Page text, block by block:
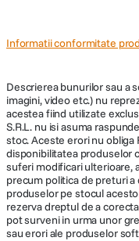
Informatii conformitate
Descrierea bunurilor sau a
imagini, video etc.) nu
acestea fiind utilizate
S.R.L. nu isi asuma
stoc. Aceste erori nu obliga
disponibilitatea produselor
suferi modificari ulterioare,
precum politica de preturi
produselor pe stocul
rezerva dreptul de a
pot surveni in urma unor
sau erori ale produselor